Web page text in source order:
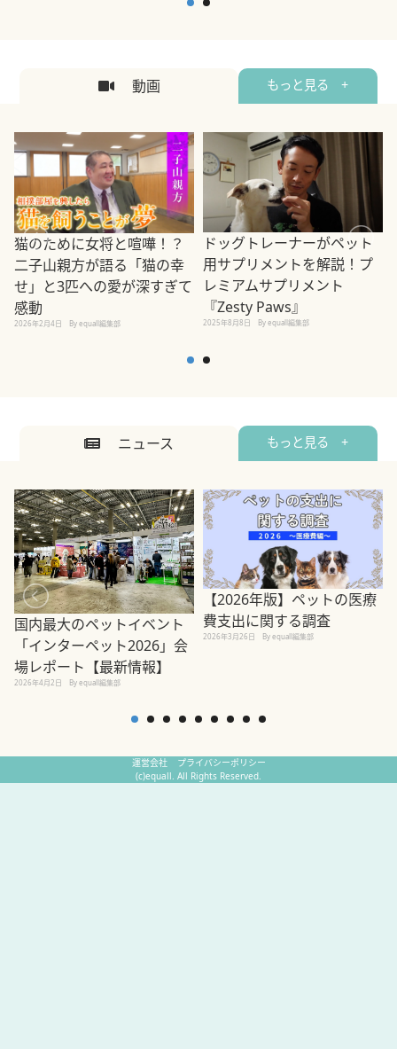
動画 もっと見る +
猫のために女将と喧嘩！？
二子山親方が語る「猫の幸
せ」と3匹への愛が深すぎて
感動
2026年2月4日 By equall編集部
ドッグトレーナーがペット
用サプリメントを解説！プ
レミアムサプリメント
『Zesty Paws』
2025年8月8日 By equall編集部
ニュース もっと見る +
国内最大のペットイベント
「インターペット2026」会
場レポート【最新情報】
2026年4月2日 By equall編集部
【2026年版】ペットの医療
費支出に関する調査
2026年3月26日 By equall編集部
運営会社
プライバシーポリシー
(c)equall. All Rights Reserved.